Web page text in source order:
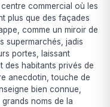
commercial où les
plus que des façades
comme un miroir de
supermarchés, jadis
portes, laissant
des habitants privés de
anecdotin, touche de
bien connue,
noms de la